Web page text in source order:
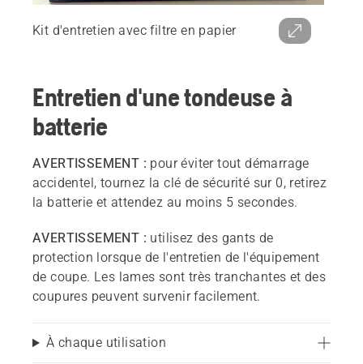
Kit d'entretien avec filtre en papier
Entretien d'une tondeuse à
batterie
AVERTISSEMENT : pour éviter tout démarrage
accidentel, tournez la clé de sécurité sur 0, retirez
la batterie et attendez au moins 5 secondes.
AVERTISSEMENT : utilisez des gants de
protection lorsque de l'entretien de l'équipement
de coupe. Les lames sont très tranchantes et des
coupures peuvent survenir facilement.
À chaque utilisation